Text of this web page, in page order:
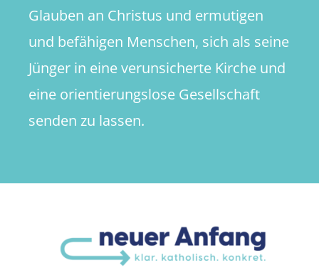
Glauben an Christus und ermutigen
und befähigen Menschen, sich als seine
Jünger in eine verunsicherte Kirche und
eine orientierungslose Gesellschaft
senden zu lassen.